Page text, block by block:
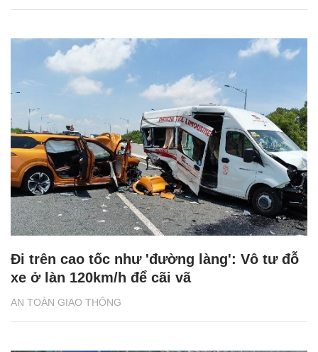
AN TOÀN GIAO THÔNG
Đi trên cao tốc như 'đường làng': Vô tư đỗ
xe ở làn 120km/h để cãi vã